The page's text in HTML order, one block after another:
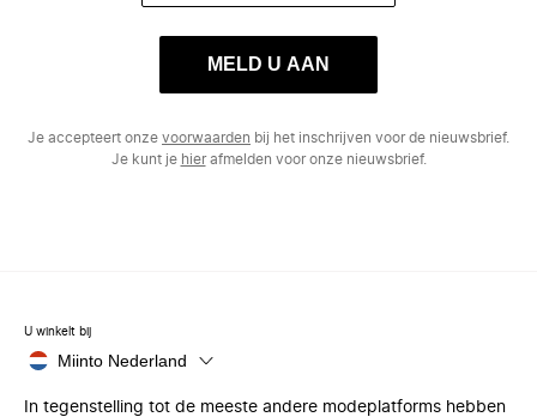
MELD U AAN
Je accepteert onze voorwaarden bij het inschrijven voor de nieuwsbrief.
Je kunt je hierafmelden voor onze nieuwsbrief.
U winkelt bij
Miinto Nederland
In tegenstelling tot de meeste andere modeplatforms hebben